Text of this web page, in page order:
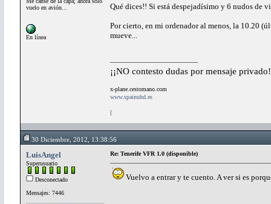
vuelo en avión...
En línea
Qué dices!! Si está despejadísimo y 6 nudos de
Por cierto, en mi ordenador al menos, la 10.20
mueve...
¡¡NO contesto dudas por mensaje
x-plane.cestomano.com
www.spainuhd.es
[
30 Diciembre, 2012, 13:38:56
LuisAngel
Superusuario
Desconectado
Mensajes: 7446
Re: Tenerife VFR 1.0 (disponible)
Vuelvo a entrar y te cuento. A ver si es